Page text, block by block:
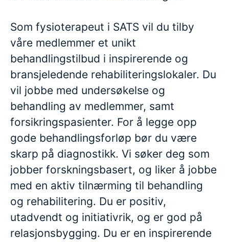
Som fysioterapeut i SATS vil du tilby
våre medlemmer et unikt
behandlingstilbud i inspirerende og
bransjeledende rehabiliteringslokaler. Du
vil jobbe med undersøkelse og
behandling av medlemmer, samt
forsikringspasienter. For å legge opp
gode behandlingsforløp bør du være
skarp på diagnostikk. Vi søker deg som
jobber forskningsbasert, og liker å jobbe
med en aktiv tilnærming til behandling
og rehabilitering. Du er positiv,
utadvendt og initiativrik, og er god på
relasjonsbygging. Du er en inspirerende